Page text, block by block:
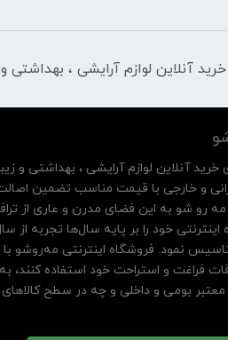
آنلاین لوازم آرایشی ، بهداشتی
آنلاین لوازم آرایشی ، بهداشتی و
و خارجی با قیمت مناسب تضمین اصالت
رو شو به این فضای مدرن و عاری از
تاسیس نمود. فروشگاه اینترنتی مه‌رو‌شو
فراغت و استراحت خود استفاده کنند،
بومی و داخلی و چه در سطح کالاهای